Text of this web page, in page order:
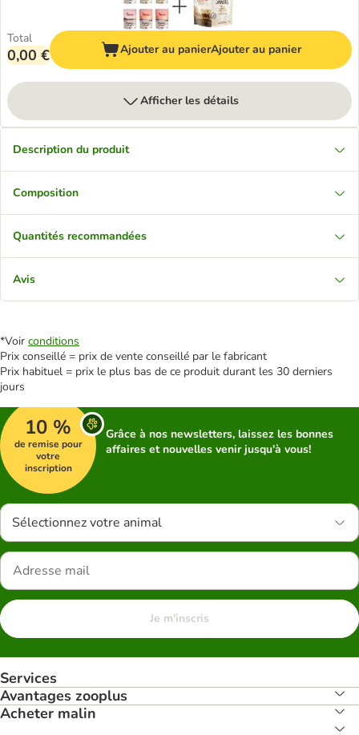
Total
0,00 € Ajouter au panierAjouter au panier
Afficher les détails
Description du produit
Composition
Quantités recommandées
Avis
*Voir conditions
Prix conseillé = prix de vente conseillé par le fabricant
Prix habituel = prix le plus bas de ce produit durant les 30 derniers
jours
10 %
de remise pour
votre
inscription
Grâce à nos newsletters, laissez les bonnes
affaires et nouvelles venir jusqu'à vous!
Sélectionnez votre animal
Je m'inscris
Services
Avantages zooplus
Acheter malin